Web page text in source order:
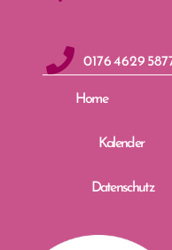
0176 4629
Home
Kalender
Datenschutz